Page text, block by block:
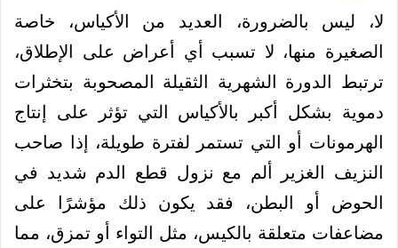
لا، ليس بالضرورة، العديد من الأكياس، خاصة
الصغيرة منها، لا تسبب أي أعراض على الإطلاق،
ترتبط الدورة الشهرية الثقيلة المصحوبة بتخثرات
دموية بشكل أكبر بالأكياس التي تؤثر على إنتاج
الهرمونات أو التي تستمر لفترة طويلة، إذا صاحب
النزيف الغزير ألم مع نزول قطع الدم شديد في
الحوض أو البطن، فقد يكون ذلك مؤشرًا على
مضاعفات متعلقة بالكيس، مثل التواء أو تمزق، مما